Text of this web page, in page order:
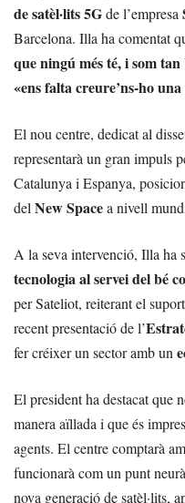
de satèl·lits 5Gde l’empresa
Barcelona. Illa ha comentat
que ningú més té, i som
«ens falta creure’ns-ho
El nou centre, dedicat al
representarà un gran impuls
Catalunya i Espanya,
del New Spacea nivell
A la seva intervenció, Illa ha
tecnologia al servei del bé
per Sateliot, reiterant el
recent presentació de l’
fer créixer un sector amb un
El president ha destacat que
manera aïllada i que és
agents. El centre comptarà
funcionarà com un punt
nova generació de satèl·lits,